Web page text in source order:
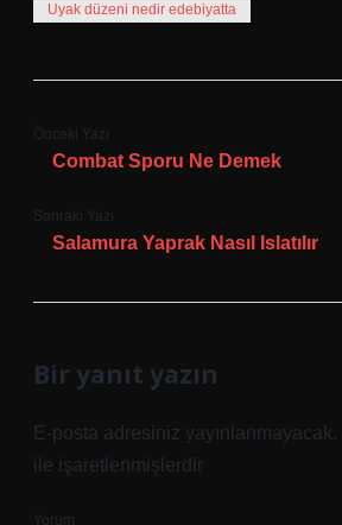
Uyak düzeni nedir edebiyatta
Önceki Yazı
Combat Sporu Ne Demek
Sonraki Yazı
Salamura Yaprak Nasıl Islatılır
Bir yanıt yazın
E-posta adresiniz yayınlanmayacak.
ile işaretlenmişlerdir
Yorum